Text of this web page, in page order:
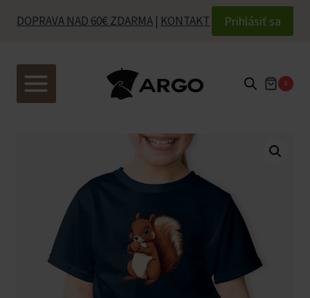
DOPRAVA NAD 60€ ZDARMA | KONTAKT Prihlásiť sa
0